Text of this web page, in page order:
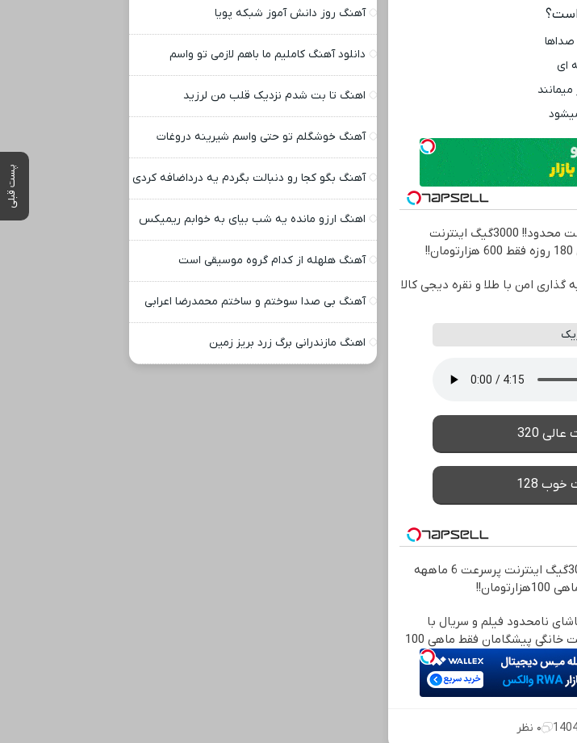
پست قبلی
است؟
صداها
‌ای
⏳فرصت محدود!! 3000گیگ اینترنت
گذاری امن با طلا و نقره دیجی کالا
320
128
☄️3000گیگ اینترنت پرسرعت 6 ماههه
نامحدود فیلم و سریال با
خانگی پیشگامان فقط ماهی 100
۰ نظر
آهنگ روز دانش آموز شبکه پویا
دانلود آهنگ کاملیم ما باهم لازمی تو واسم
اهنگ تا بت شدم نزدیک قلب من لرزید
آهنگ خوشگلم تو حتی واسم شیرینه دروغات
آهنگ بگو کجا رو دنبالت بگردم یه درداضافه کردی
اهنگ ارزو مانده یه شب بیای به خوابم ریمیکس
آهنگ هلهله از کدام گروه موسیقی است
آهنگ بی صدا سوختم و ساختم محمدرضا اعرابی
اهنگ مازندرانی برگ زرد بریز زمین